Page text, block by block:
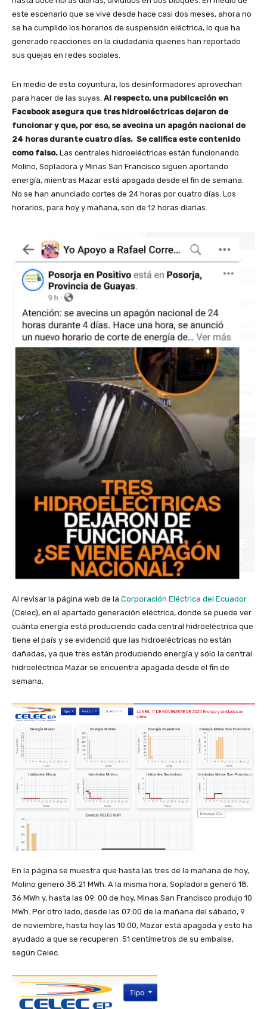
este escenario que se vive desde hace casi dos meses, ahora no
se ha cumplido los horarios de suspensión eléctrica, lo que ha
generado reacciones en la ciudadanía quienes han reportado
sus quejas en redes sociales.
En medio de esta coyuntura, los desinformadores aprovechan
para hacer de las suyas. Al respecto, una publicación en
Facebook asegura que tres hidroeléctricas dejaron de
funcionar y que, por eso, se avecina un apagón nacional de
24 horas durante cuatro días. Se califica este contenido
como falso. Las centrales hidroeléctricas están funcionando.
Molino, Sopladora y Minas San Francisco siguen aportando
energía, mientras Mazar está apagada desde el fin de semana.
No se han anunciado cortes de 24 horas por cuatro días. Los
horarios, para hoy y mañana, son de 12 horas diarias.
Al revisar la página web de la Corporación Eléctrica del Ecuador
(Celec), en el apartado generación eléctrica, donde se puede ver
cuánta energía está produciendo cada central hidroeléctrica que
tiene el país y se evidenció que las hidroeléctricas no están
dañadas, ya que tres están produciendo energía y sólo la central
hidroeléctrica Mazar se encuentra apagada desde el fin de
semana.
En la página se muestra que hasta las tres de la mañana de hoy,
Molino generó 38.21 MWh. A la misma hora, Sopladora generó 18.
36 MWh y, hasta las 09: 00 de hoy, Minas San Francisco produjo 10
MWh. Por otro lado, desde las 07:00 de la mañana del sábado, 9
de noviembre, hasta hoy las 10:00, Mazar está apagada y esto ha
ayudado a que se recuperen 51 centímetros de su embalse,
según Celec.